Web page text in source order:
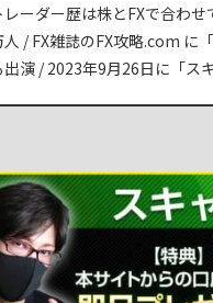
レーダー歴は株とFXで合わ
人 / FX雑誌のFX攻略.com に
出演 / 2023年9月26日に「ス